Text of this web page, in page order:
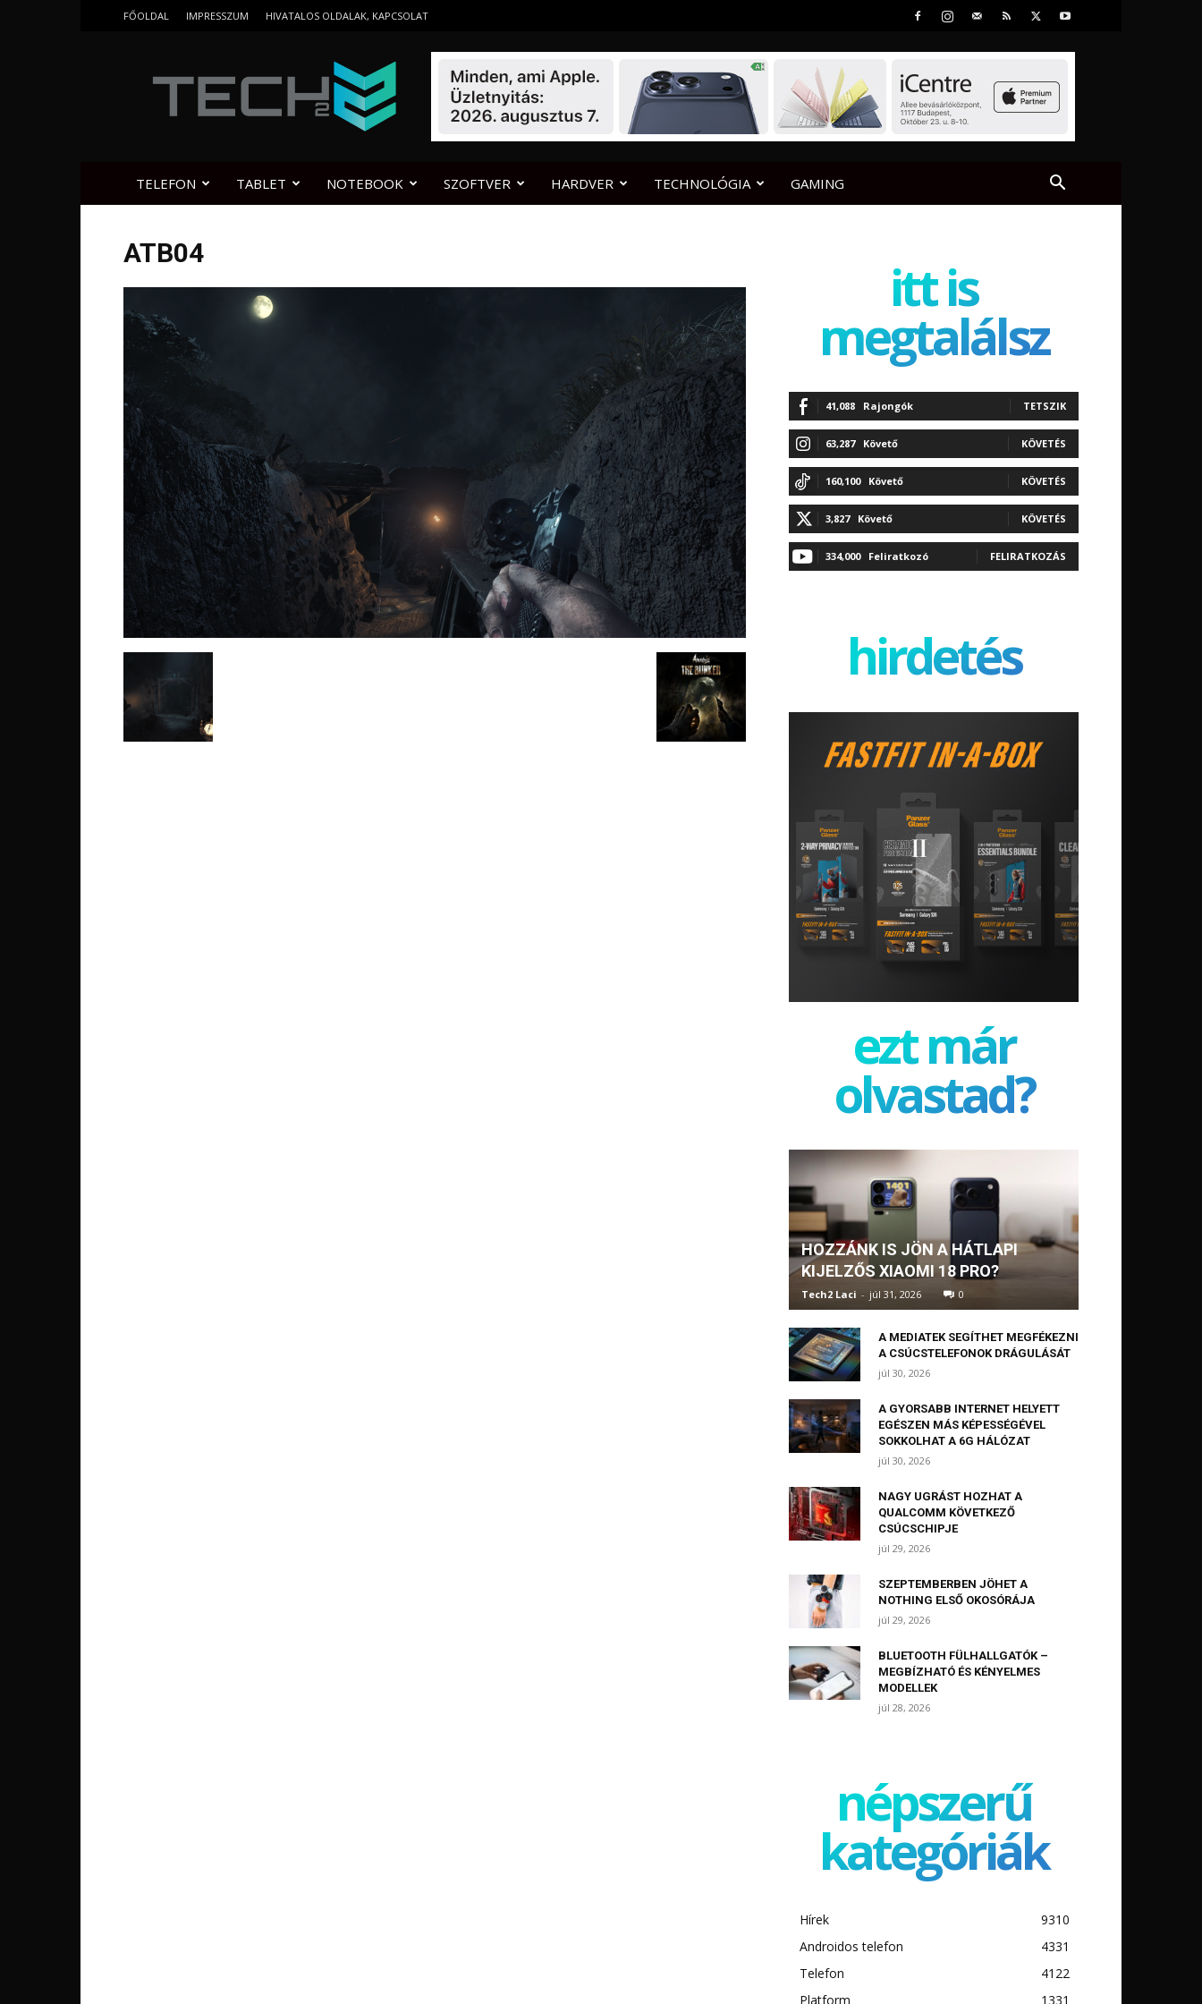
FŐOLDAL IMPRESSZUM HIVATALOS OLDALAK, KAPCSOLAT
TELEFON TABLET NOTEBOOK SZOFTVER HARDVER TECHNOLÓGIA GAMING
ATB04
itt is
megtalálsz
41,088 Rajongók TETSZIK
63,287 Követő KÖVETÉS
160,100 Követő KÖVETÉS
3,827 Követő KÖVETÉS
334,000 Feliratkozó FELIRATKOZÁS
hirdetés
ezt már
olvastad?
HOZZÁNK IS JÖN A HÁTLAPI
KIJELZŐS XIAOMI 18 PRO?
Tech2 Laci - júl 31, 2026 0
A MEDIATEK SEGÍTHET MEGFÉKEZNI
A CSÚCSTELEFONOK DRÁGULÁSÁT
júl 30, 2026
A GYORSABB INTERNET HELYETT
EGÉSZEN MÁS KÉPESSÉGÉVEL
SOKKOLHAT A 6G HÁLÓZAT
júl 30, 2026
NAGY UGRÁST HOZHAT A
QUALCOMM KÖVETKEZŐ
CSÚCSCHIPJE
júl 29, 2026
SZEPTEMBERBEN JÖHET A
NOTHING ELSŐ OKOSÓRÁJA
júl 29, 2026
BLUETOOTH FÜLHALLGATÓK –
MEGBÍZHATÓ ÉS KÉNYELMES
MODELLEK
júl 28, 2026
népszerű
kategóriák
Hírek
9310
Androidos telefon
4331
Telefon
4122
Platform
1331